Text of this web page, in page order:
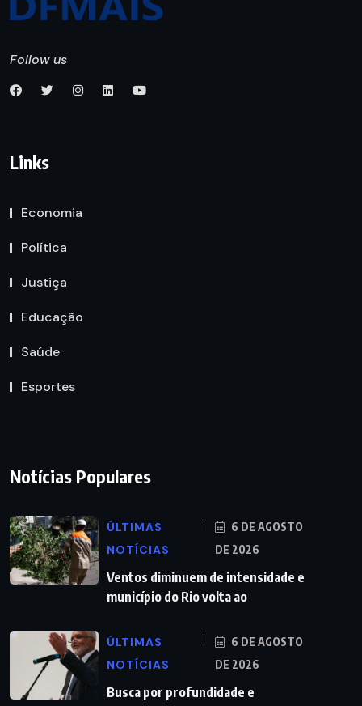
Follow us
Links
Economia
Política
Justiça
Educação
Saúde
Esportes
Notícias Populares
ÚLTIMAS
NOTÍCIAS
6 DE AGOSTO
DE 2026
Ventos diminuem de intensidade e
município do Rio volta ao
ÚLTIMAS
NOTÍCIAS
6 DE AGOSTO
DE 2026
Busca por profundidade e